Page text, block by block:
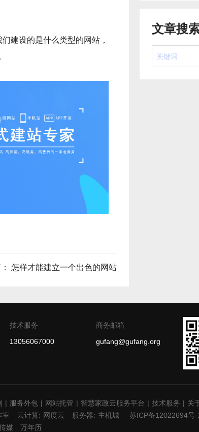
建设的是什么类型的网站，
怎样才能建立一个出色的网站
文章搜
技术服务
13056067000
商务邮箱
gufang@gufang.org
| 服务外包 | 网站托管 | 智慧家政云服务平台 | 技术服务 | 关
室 云计算: 网度云 服务器: 主机城 苏ICP备12022694号-
媒 万年历